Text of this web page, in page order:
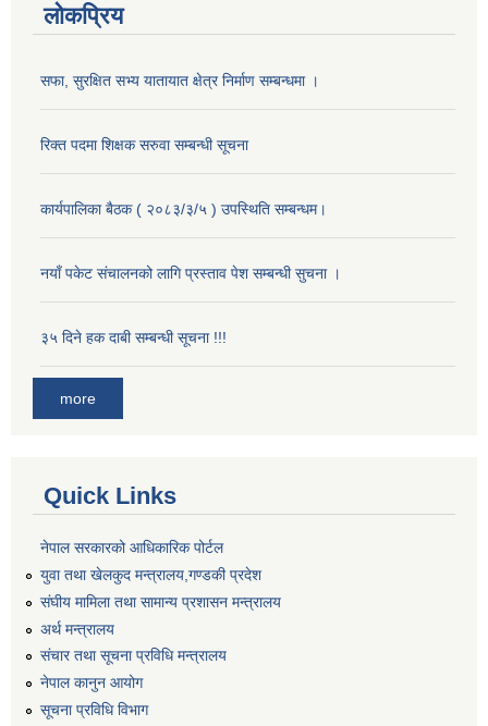
लोकप्रिय
सफा, सुरक्षित सभ्य यातायात क्षेत्र निर्माण सम्बन्धमा ।
रिक्त पदमा शिक्षक सरुवा सम्बन्धी सूचना
कार्यपालिका बैठक ( २०८३/३/५ ) उपस्थिति सम्बन्धम।
नयाँ पकेट संचालनको लागि प्रस्ताव पेश सम्बन्धी सुचना ।
३५ दिने हक दाबी सम्बन्धी सूचना !!!
more
Quick Links
नेपाल सरकारको आधिकारिक पोर्टल
युवा तथा खेलकुद मन्त्रालय,गण्डकी प्रदेश
संघीय मामिला तथा सामान्य प्रशासन मन्त्रालय
अर्थ मन्त्रालय
संचार तथा सूचना प्रविधि मन्त्रालय
नेपाल कानुन आयोग
सूचना प्रविधि विभाग